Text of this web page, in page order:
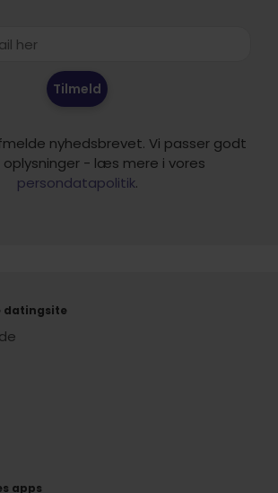
Tilmeld
nyhedsbrevet. Vi passer godt
oplysninger - læs mere i vores
persondatapolitik.
datingsite
apps